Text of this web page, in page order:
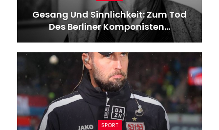
Gesang Und Sinnlichkeit: Zum Tod
Des Berliner Komponisten…
SPORT